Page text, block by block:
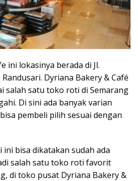
ini lokasinya berada di Jl.
Dyriana Bakery & Café
salah satu toko roti di Semarang
Di sini ada banyak varian
pembeli pilih sesuai dengan
bisa dikatakan sudah ada
salah satu toko roti favorit
di toko pusat Dyriana Bakery &